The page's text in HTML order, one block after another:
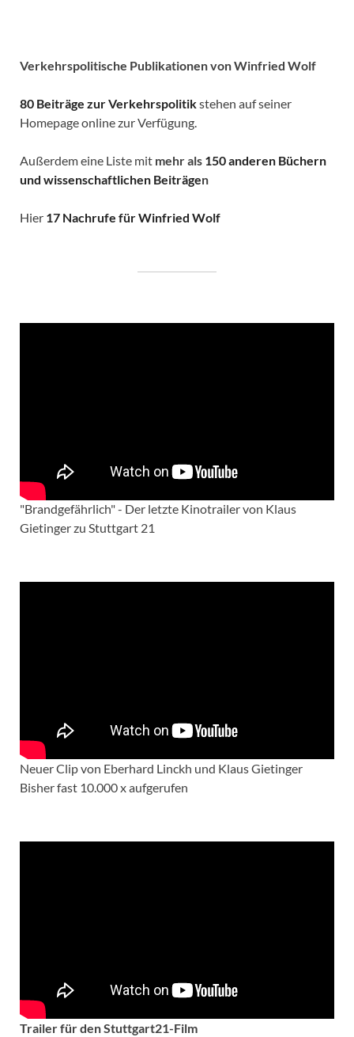
Verkehrspolitische Publikationen von Winfried Wolf
80 Beiträge zur Verkehrspolitikstehen auf seiner
Homepage online zur Verfügung.
Außerdem eine Liste mit mehr als 150 anderen Büchern
und wissenschaftlichen Beiträgen
Hier 17 Nachrufe für Winfried Wolf
"Brandgefährlich" - Der letzte Kinotrailer von Klaus
Gietinger zu Stuttgart 21
Neuer Clip von Eberhard Linckh und Klaus Gietinger
Bisher fast 10.000 x aufgerufen
Trailer für den Stuttgart21-Film